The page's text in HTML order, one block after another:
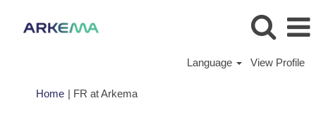
Language View Profile
Home | FR at Arkema(current